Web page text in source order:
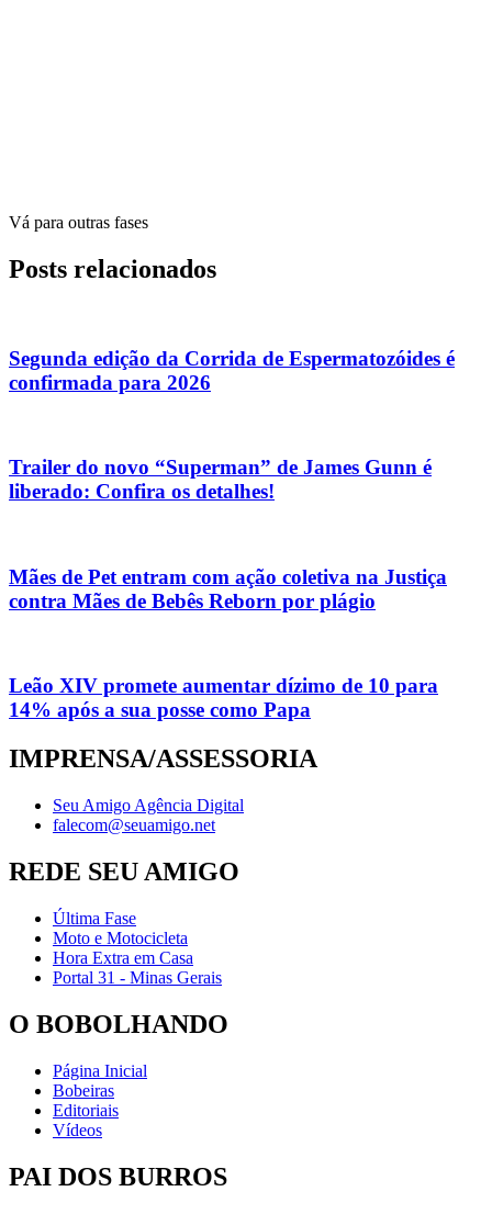
Vá para outras fases
Posts relacionados
Segunda edição da Corrida de Espermatozóides é
confirmada para 2026
Trailer do novo “Superman” de James Gunn é
liberado: Confira os detalhes!
Mães de Pet entram com ação coletiva na Justiça
contra Mães de Bebês Reborn por plágio
Leão XIV promete aumentar dízimo de 10 para
14% após a sua posse como Papa
IMPRENSA/ASSESSORIA
Seu Amigo Agência Digital
falecom@seuamigo.net
REDE SEU AMIGO
Última Fase
Moto e Motocicleta
Hora Extra em Casa
Portal 31 - Minas Gerais
O BOBOLHANDO
Página Inicial
Bobeiras
Editoriais
Vídeos
PAI DOS BURROS